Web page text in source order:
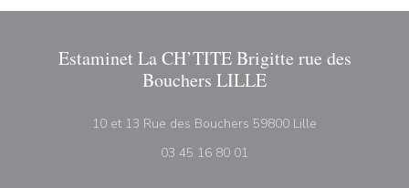
Estaminet La CH’TITE Brigitte rue des
Bouchers LILLE
10 et 13 Rue des Bouchers 59800 Lille
03 45 16 80 01